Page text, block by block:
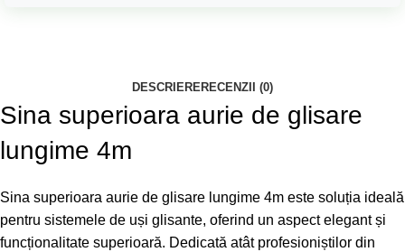
DESCRIERERECENZII (0)
Sina superioara aurie de glisare
lungime 4m
Sina superioara aurie de glisare lungime 4m este soluția ideală
pentru sistemele de uși glisante, oferind un aspect elegant și
funcționalitate superioară. Dedicată atât profesioniștilor din